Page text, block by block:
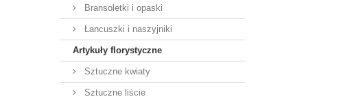
Bransoletki i opaski
Łancuszki i naszyjniki
Artykuły florystyczne
Sztuczne kwiaty
Sztuczne liście